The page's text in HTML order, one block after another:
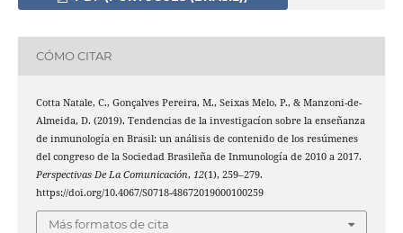
CÓMO CITAR
Cotta Natale, C., Gonçalves Pereira, M., Seixas Melo, P., & Manzoni-de-
Almeida, D. (2019). Tendencias de la investigacíon sobre la enseñanza
de inmunología en Brasil: un análisis de contenido de los resúmenes
del congreso de la Sociedad Brasileña de Inmunología de 2010 a 2017.
Perspectivas De La Comunicación, 12(1), 259–279.
https://doi.org/10.4067/S0718-48672019000100259
Más formatos de cita